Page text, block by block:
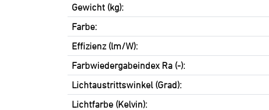
Gewicht (kg):
Farbe:
Effizienz (lm/W):
Farbwiedergabeindex Ra (-):
Lichtaustrittswinkel (Grad):
Lichtfarbe (Kelvin):